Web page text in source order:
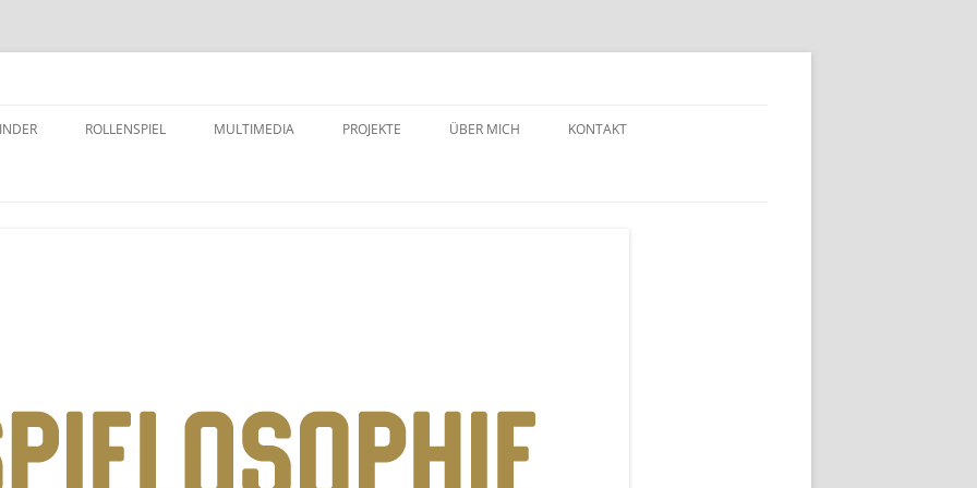
ROLLENSPIEL MULTIMEDIA PROJEKTE ÜBER MICH KONTAKT